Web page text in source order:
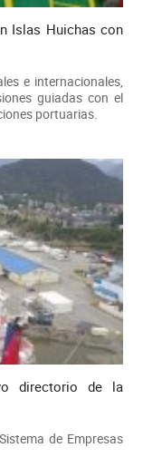
Islas Huichas con
e internacionales,
guiadas con el
portuarias.
directorio de la
de Empresas